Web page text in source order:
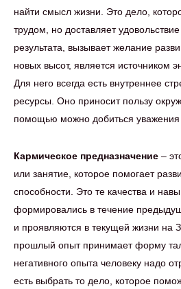
найти смысл жизни. Это дело,
трудом, но доставляет
результата, вызывает желание
новых высот, является источником
Для него всегда есть внутреннее
ресурсы. Оно приносит пользу
помощью можно добиться уважения
Кармическое предназначение –
или занятие, которое помогает
способности. Это те качества и
формировались в течение
и проявляются в текущей жизни на
прошлый опыт принимает форму
негативного опыта человеку надо
есть выбрать то дело, которое